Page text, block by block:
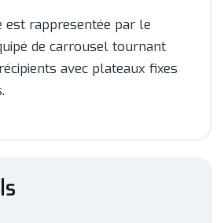
est rappresentée par le
de carrousel tournant
avec plateaux fixes